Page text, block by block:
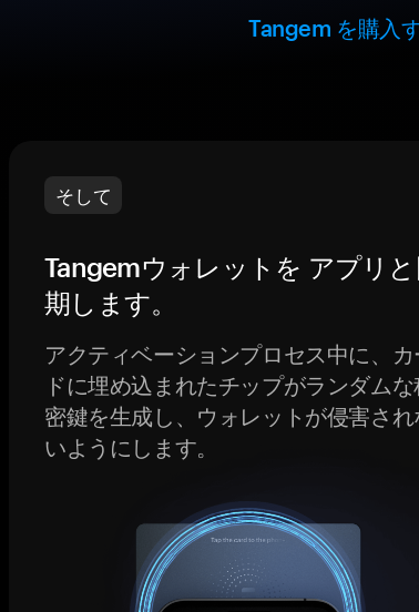
Tangem を購入
そして
Tangemウォレットを アプリ
期します。
アクティベーションプロセス中に、カ
ドに埋め込まれたチップがランダムな
密鍵を生成し、ウォレットが侵害され
いようにします。